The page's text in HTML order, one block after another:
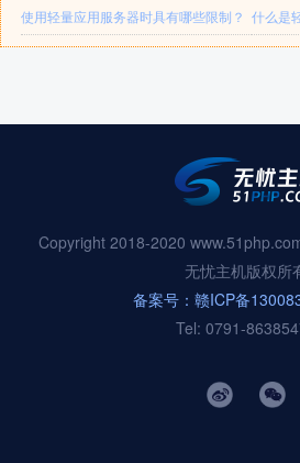
使用轻量应用服务器时具有哪些限制？ 什么是
Copyright 2018-2020
无忧主机版权所
备案号：赣ICP备
Tel: 0791-